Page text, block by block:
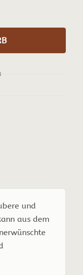
und
aus dem